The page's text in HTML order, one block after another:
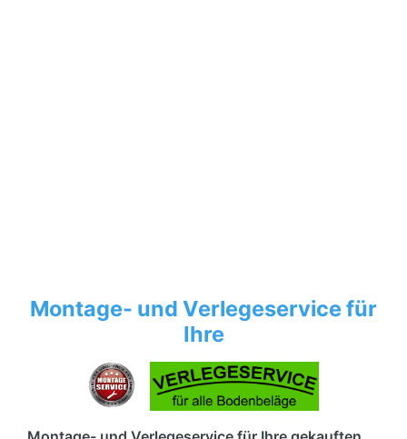
Montage- und Verlegeservice für
Ihre